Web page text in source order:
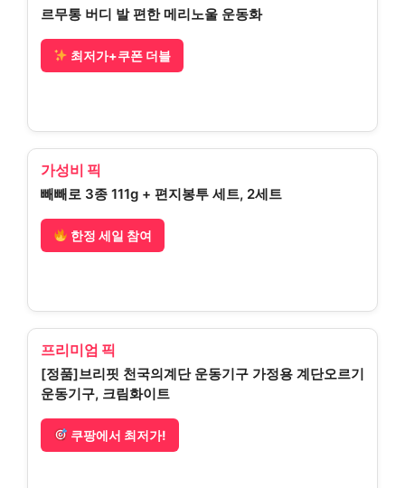
르무통 버디 발 편한 메리노울 운동화
최저가+쿠폰 더블
가성비 픽
빼빼로 3종 111g + 편지봉투 세트, 2세트
한정 세일 참여
프리미엄 픽
[정품]브리핏 천국의계단 운동기구 가정용 계단오르기
운동기구, 크림화이트
쿠팡에서 최저가!